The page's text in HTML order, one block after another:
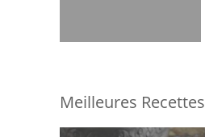
Meilleures Recettes